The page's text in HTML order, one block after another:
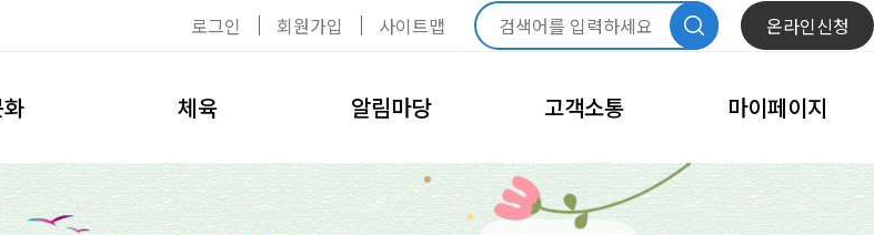
로그인 회원가입 사이트맵 온라인신청
체육
이용수칙
탈의실
알림마당
공지사항
고객소통
자주묻는질문
문화
마이페이지
내정보관리
모바일회원카드